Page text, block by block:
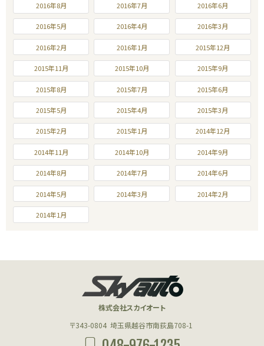
2016年8月 2016年7月 2016年6月
2016年5月 2016年4月 2016年3月
2016年2月 2016年1月 2015年12月
2015年11月 2015年10月 2015年9月
2015年8月 2015年7月 2015年6月
2015年5月 2015年4月 2015年3月
2015年2月 2015年1月 2014年12月
2014年11月 2014年10月 2014年9月
2014年8月 2014年7月 2014年6月
2014年5月 2014年3月 2014年2月
2014年1月
株式会社スカイオート
〒343-0804 埼玉県越谷市南荻島708-1